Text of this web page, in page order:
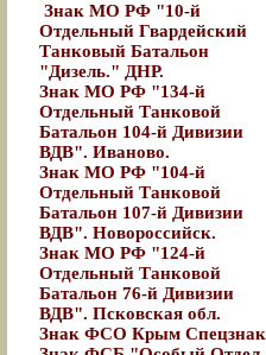
Знак МО РФ "10-й
Отдельный Гвардейский
Танковый Батальон
"Дизель." ДНР.
Знак МО РФ "134-й
Отдельный Танковой
Батальон 104-й Дивизии
ВДВ". Иваново.
Знак МО РФ "104-й
Отдельный Танковой
Батальон 107-й Дивизии
ВДВ". Новороссийск.
Знак МО РФ "124-й
Отдельный Танковой
Батальон 76-й Дивизии
ВДВ". Псковская обл.
Знак ФСО Крым Спецзнак